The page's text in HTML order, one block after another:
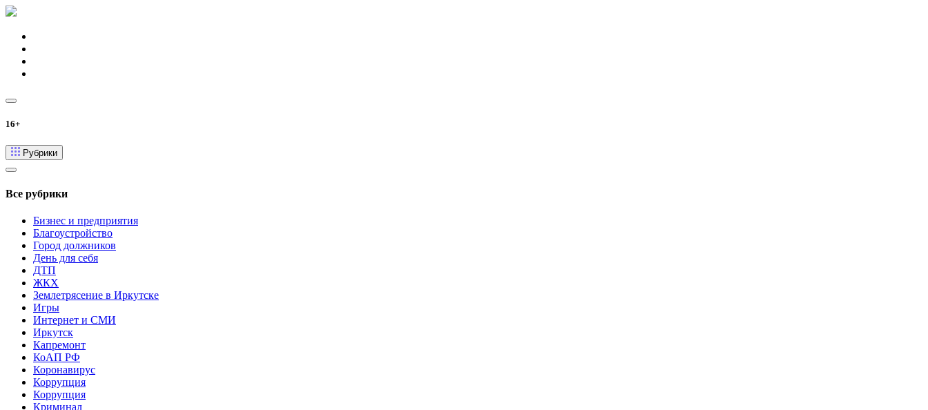
16+
Рубрики
Все рубрики
Бизнес и предприятия
Благоустройство
Город должников
День для себя
ДТП
ЖКХ
Землетрясение в Иркутске
Игры
Интернет и СМИ
Иркутск
Капремонт
КоАП РФ
Коронавирус
Коррупция
Коррупция
Криминал